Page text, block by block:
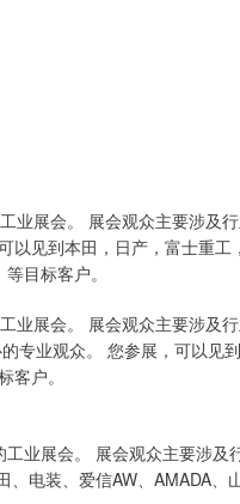
业展会。 展会观众主要涉及
见到本田，日产，富士重
目标客户。
业展会。 展会观众主要涉及
专业观众。 您参展，可以见
户。
业展会。 展会观众主要涉及
电装、爱信AW、AMADA、